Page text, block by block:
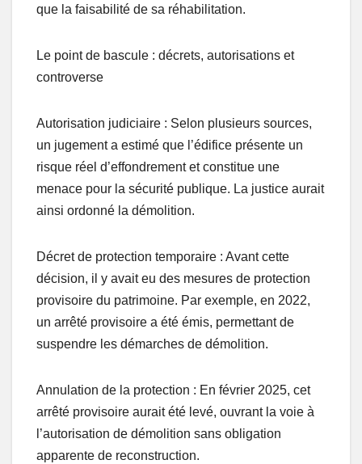
que la faisabilité de sa réhabilitation.
Le point de bascule : décrets, autorisations et
controverse
Autorisation judiciaire : Selon plusieurs sources,
un jugement a estimé que l’édifice présente un
risque réel d’effondrement et constitue une
menace pour la sécurité publique. La justice aurait
ainsi ordonné la démolition.
Décret de protection temporaire : Avant cette
décision, il y avait eu des mesures de protection
provisoire du patrimoine. Par exemple, en 2022,
un arrêté provisoire a été émis, permettant de
suspendre les démarches de démolition.
Annulation de la protection : En février 2025, cet
arrêté provisoire aurait été levé, ouvrant la voie à
l’autorisation de démolition sans obligation
apparente de reconstruction.